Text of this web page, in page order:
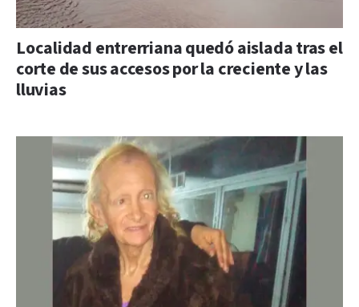
Localidad entrerriana quedó aislada tras el
corte de sus accesos por la creciente y las
lluvias